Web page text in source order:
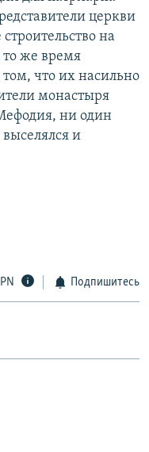
церкви
на
то же время
что их насильно
монастыря
ни один
выселялся и
Подпишитесь